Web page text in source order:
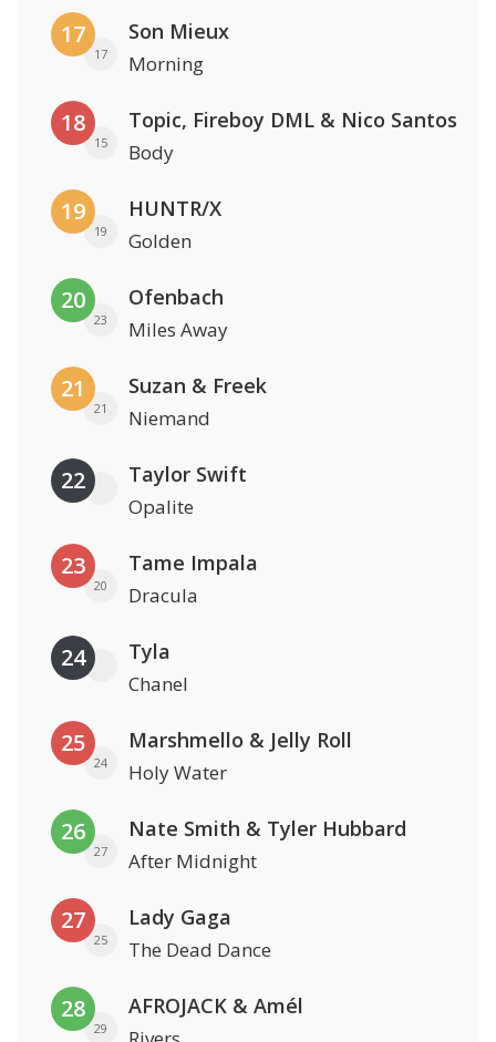
17
17
Son Mieux
Morning
18
15
Topic, Fireboy DML & Nico Santos
Body
19
19
HUNTR/X
Golden
20
23
Ofenbach
Miles Away
21
21
Suzan & Freek
Niemand
22 Taylor Swift
Opalite
23
20
Tame Impala
Dracula
24 Tyla
Chanel
25
24
Marshmello & Jelly Roll
Holy Water
26
27
Nate Smith & Tyler Hubbard
After Midnight
27
25
Lady Gaga
The Dead Dance
28
29
AFROJACK & Amél